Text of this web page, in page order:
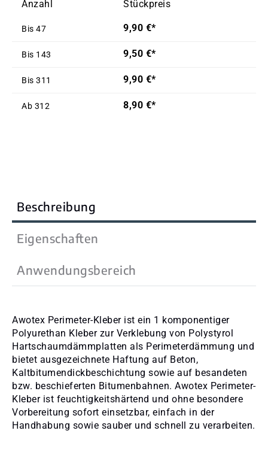
Anzahl Stückpreis
Bis 47 9,90 €*
Bis 143 9,50 €*
Bis 311 9,90 €*
Ab 312 8,90 €*
Beschreibung
Eigenschaften
Anwendungsbereich
Awotex Perimeter-Kleber ist ein 1 komponentiger
Polyurethan Kleber zur Verklebung von Polystyrol
Hartschaumdämmplatten als Perimeterdämmung und
bietet ausgezeichnete Haftung auf Beton,
Kaltbitumendickbeschichtung sowie auf besandeten
bzw. beschieferten Bitumenbahnen. Awotex Perimeter-
Kleber ist feuchtigkeitshärtend und ohne besondere
Vorbereitung sofort einsetzbar, einfach in der
Handhabung sowie sauber und schnell zu verarbeiten.